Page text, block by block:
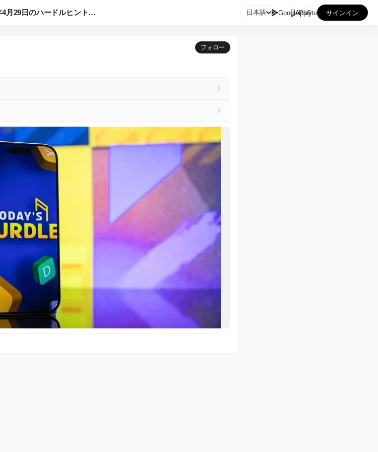
2026年4月29日のハードルヒントと答え 日本語 GooglePlay
AppStore サインイン
フォロー